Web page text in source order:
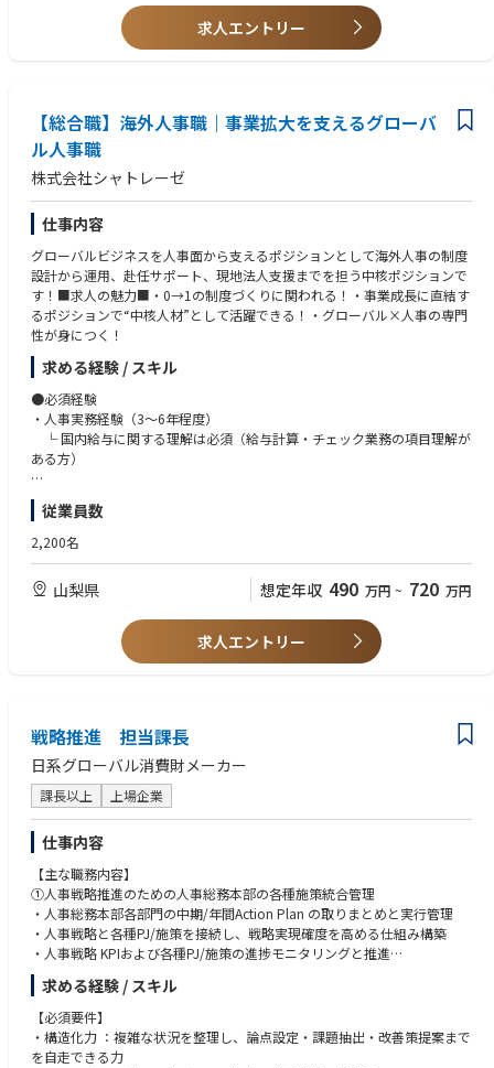
ヤの定着と活躍はダノンジャパンの事業にとって非常に重要なポイントで
企画・実行します。現場マネジメントと連携しながら、組織の活性化とパ
フォーマンス向上を実現します。
■マネジメントのパートナーとしてのHR支援
工場リーダーシップチームの信頼できるパートナーとして、HRBPと共に
組織・人材に関する意思決定をサポートします。課題に対する提言や解決
策の提示を通じて、ビジネス成果に直接貢献します。
■データドリブンな人事運営と業務改善
人事データの活用を通じて課題を可視化し、業務効率化や意思決定の高度
化を推進します。Excelなどのツールを活用しながら、既存プロセスの改善
にも積極的に取り組みます。
■総務業務のサポート（必要に応じて）
工場運営を円滑に支えるため、総務領域においても柔軟にサポートいただ
きます。
≪業務責任の範囲≫
館林工場における人事労務管理業務
派遣社員採用/正社員登用/オンボーディング
労務管理/労務リスク管理（休職者対応含む）
エンゲージメント改善活動
•ステークホルダーと円滑にコミュニケーションを取ることができる優れ
たコミュニケーション能力
•実務を改善しよりよいものを作る改善マインド
•社員へのサービス提供をやりがいと捉えるマインド
•HRチームの一員としてビジネスの発展に寄与する強い意志
求人エントリー
【総合職】海外人事職｜事業拡大を支えるグローバ
ル人事職
株式会社シャトレーゼ
仕事内容
グローバルビジネスを人事面から支えるポジションとして海外人事の制度
設計から運用、赴任サポート、現地法人支援までを担う中核ポジションで
す！■求人の魅力■・0→1の制度づくりに関われる！・事業成長に直結す
るポジションで“中核人材”として活躍できる！・グローバル×人事の専門
性が身につく！
求める経験 / スキル
●必須経験
・人事実務経験（3～6年程度）
└ 国内給与に関する理解は必須（給与計算・チェック業務の項目理解が
ある方）
・海外人事に関する知識（あれば尚可）
└ 一部理解レベルでも可
└ TOEIC700点以上、またはビジネスレベルの英語力
※スコアは目安とし、実務での英語使用可否を重視
海外人事経験あれば大歓迎！
従業員数
2,200名
山梨県 想定年収 490 万円 ~ 720 万円
求人エントリー
戦略推進 担当課長
日系グローバル消費財メーカー
課長以上 上場企業
仕事内容
【主な職務内容】
①人事戦略推進のための人事総務本部の各種施策統合管理
・人事総務本部各部門の中期/年間Action Plan の取りまとめと実行管理
・人事戦略と各種PJ/施策を接続し、戦略実現確度を高める仕組み構築
・人事戦略 KPIおよび各種PJ/施策の進捗モニタリングと推進
②人事戦略の効果的推進のための会議体の設計・運営
・Meeting Cadence（会議体系）の設計・更新および運営品質の向上
・人事戦略に関連する資料の策定（HR部長会議、人材戦略プロジェクト会
議、経営会議等）
求める経験 / スキル
【必須要件】
・構造化力 ：複雑な状況を整理し、論点設定・課題抽出・改善策提案まで
を自走できる力